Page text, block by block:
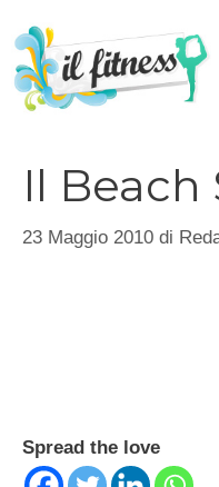
contenuto
Il Beach
23 Maggio 2010 di
Spread the love